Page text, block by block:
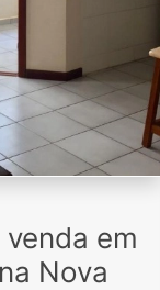
em
Nova